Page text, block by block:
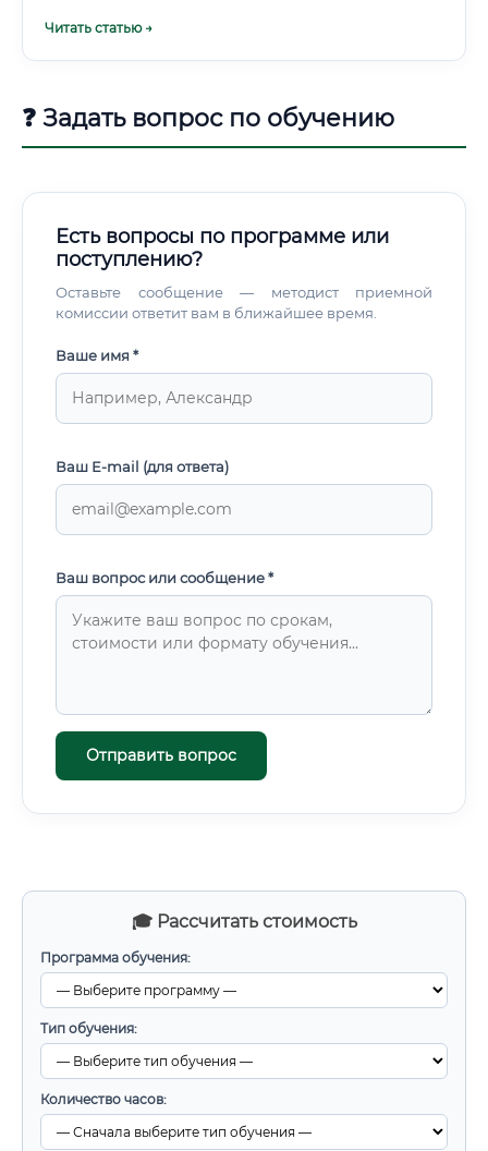
🎓 Рассчитать стоимость
Программа обучения:
Тип обучения:
Количество часов:
мир не фантастика, а реальность, которую создают
Читать статью →
❓ Задать вопрос по обучению
Есть вопросы по программе или
поступлению?
Оставьте сообщение — методист приемной
комиссии ответит вам в ближайшее время.
Ваше имя *
Ваш E-mail (для ответа)
Ваш вопрос или сообщение *
Отправить вопрос